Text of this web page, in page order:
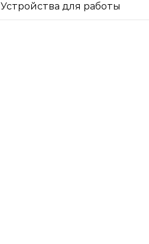
Устройства для работы